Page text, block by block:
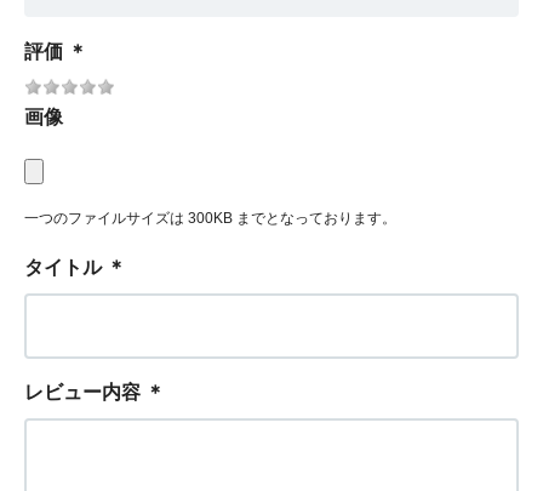
評価 ＊
画像
一つのファイルサイズは 300KB までとなっております。
タイトル ＊
レビュー内容 ＊